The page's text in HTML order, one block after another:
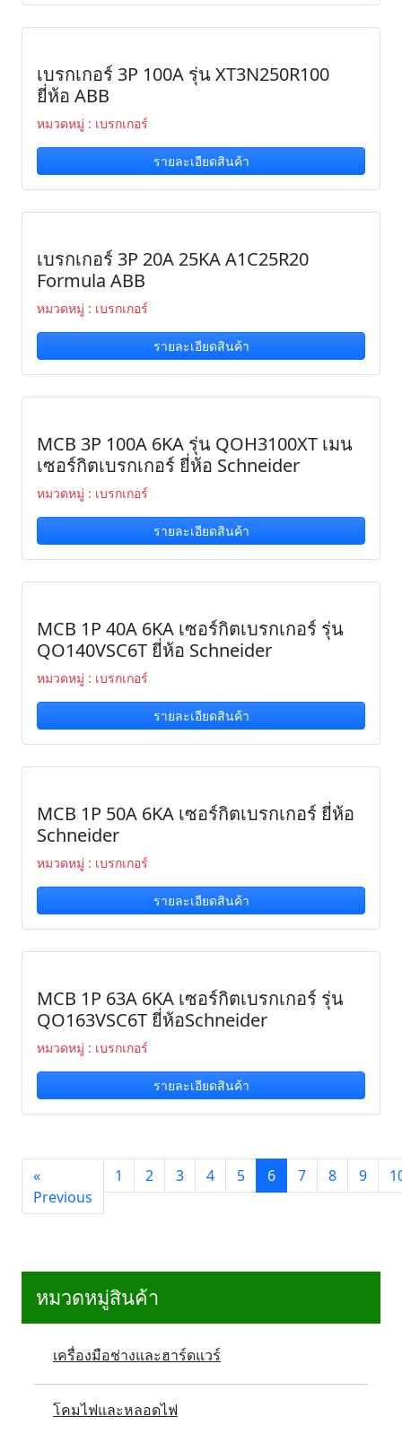
หมวดหมู่สินค้า
เครื่องมือช่างและฮาร์ดแวร์
โคมไฟและหลอดไฟ
เบรกเกอร์ 3P 100A รุ่น XT3N250R100
ยี่ห้อ ABB
หมวดหมู่ : เบรกเกอร์
รายละเอียดสินค้า
เบรกเกอร์ 3P 20A 25KA A1C25R20
Formula ABB
หมวดหมู่ : เบรกเกอร์
รายละเอียดสินค้า
MCB 3P 100A 6KA รุ่น QOH3100XT เมน
เซอร์กิตเบรกเกอร์ ยี่ห้อ Schneider
หมวดหมู่ : เบรกเกอร์
รายละเอียดสินค้า
MCB 1P 40A 6KA เซอร์กิตเบรกเกอร์ รุ่น
QO140VSC6T ยี่ห้อ Schneider
หมวดหมู่ : เบรกเกอร์
รายละเอียดสินค้า
MCB 1P 50A 6KA เซอร์กิตเบรกเกอร์ ยี่ห้อ
Schneider
หมวดหมู่ : เบรกเกอร์
รายละเอียดสินค้า
MCB 1P 63A 6KA เซอร์กิตเบรกเกอร์ รุ่น
QO163VSC6T ยี่ห้อSchneider
หมวดหมู่ : เบรกเกอร์
รายละเอียดสินค้า
«
Previous
1 2 3 4 5 6 7 8 9